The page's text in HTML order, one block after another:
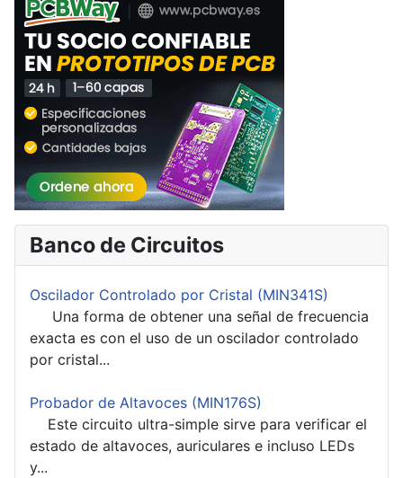
Banco de Circuitos
Oscilador Controlado por Cristal (MIN341S)
Una forma de obtener una señal de frecuencia
exacta es con el uso de un oscilador controlado
por cristal...
Probador de Altavoces (MIN176S)
Este circuito ultra-simple sirve para verificar el
estado de altavoces, auriculares e incluso LEDs
y...